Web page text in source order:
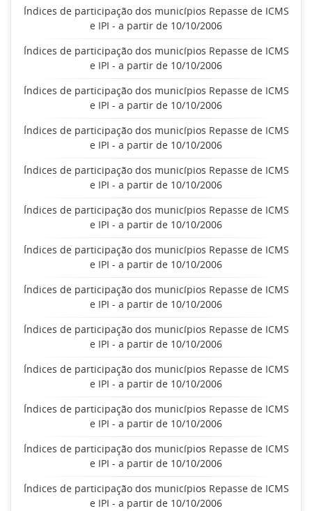
Índices de participação dos municípios Repasse de ICMS
e IPI - a partir de 10/10/2006
Índices de participação dos municípios Repasse de ICMS
e IPI - a partir de 10/10/2006
Índices de participação dos municípios Repasse de ICMS
e IPI - a partir de 10/10/2006
Índices de participação dos municípios Repasse de ICMS
e IPI - a partir de 10/10/2006
Índices de participação dos municípios Repasse de ICMS
e IPI - a partir de 10/10/2006
Índices de participação dos municípios Repasse de ICMS
e IPI - a partir de 10/10/2006
Índices de participação dos municípios Repasse de ICMS
e IPI - a partir de 10/10/2006
Índices de participação dos municípios Repasse de ICMS
e IPI - a partir de 10/10/2006
Índices de participação dos municípios Repasse de ICMS
e IPI - a partir de 10/10/2006
Índices de participação dos municípios Repasse de ICMS
e IPI - a partir de 10/10/2006
Índices de participação dos municípios Repasse de ICMS
e IPI - a partir de 10/10/2006
Índices de participação dos municípios Repasse de ICMS
e IPI - a partir de 10/10/2006
Índices de participação dos municípios Repasse de ICMS
e IPI - a partir de 10/10/2006